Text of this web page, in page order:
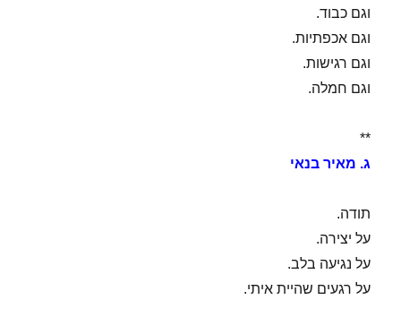
וגם כבוד.
וגם אכפתיות.
וגם רגישות.
וגם חמלה.
**
ג. מאיר בנאי
תודה.
על יצירה.
על נגיעה בלב.
על רגעים שהיית איתי.